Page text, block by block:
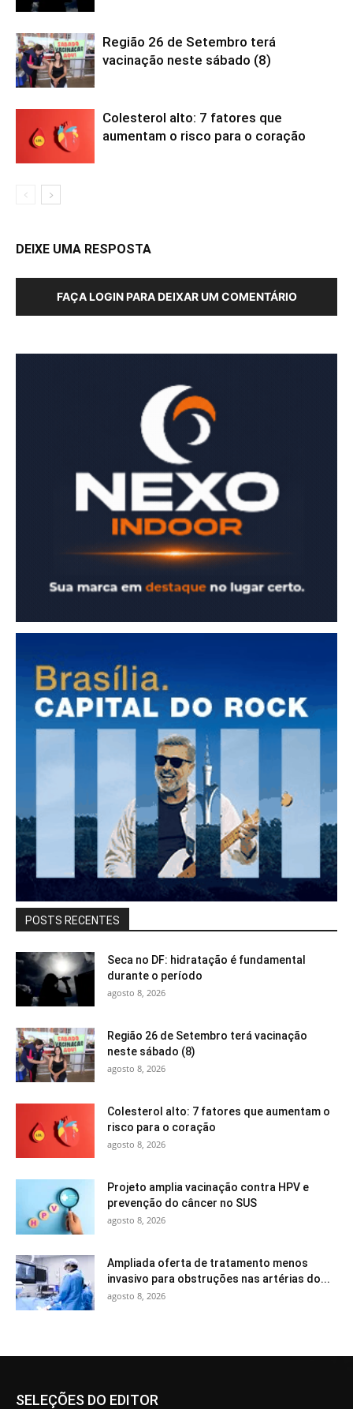
Região 26 de Setembro terá
vacinação neste sábado (8)
Colesterol alto: 7 fatores que
aumentam o risco para o coração
DEIXE UMA RESPOSTA
FAÇA LOGIN PARA DEIXAR UM COMENTÁRIO
POSTS RECENTES
Seca no DF: hidratação é fundamental
durante o período
agosto 8, 2026
Região 26 de Setembro terá vacinação
neste sábado (8)
agosto 8, 2026
Colesterol alto: 7 fatores que aumentam o
risco para o coração
agosto 8, 2026
Projeto amplia vacinação contra HPV e
prevenção do câncer no SUS
agosto 8, 2026
Ampliada oferta de tratamento menos
invasivo para obstruções nas artérias do...
agosto 8, 2026
SELEÇÕES DO EDITOR